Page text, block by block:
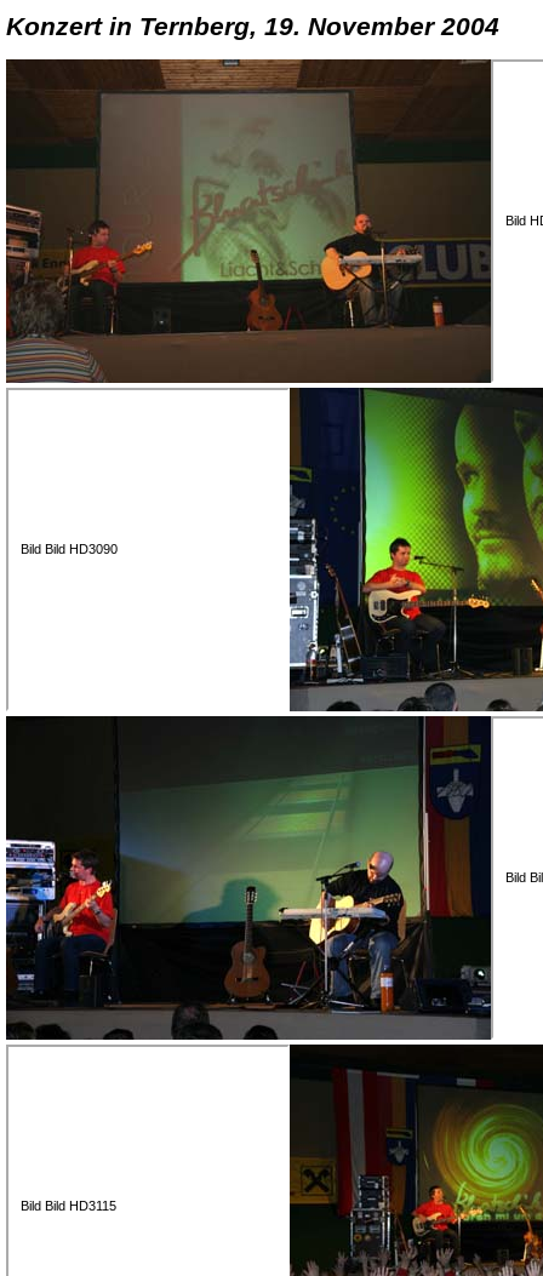
Konzert in Ternberg, 19. November 2004
Bild
Bild Bild HD3090
Bild
Bild Bild HD3115